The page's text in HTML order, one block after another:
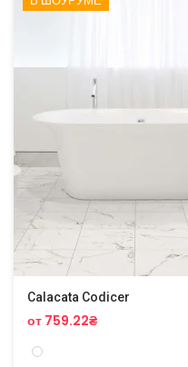
Calacata Codicer
от 759.22₴